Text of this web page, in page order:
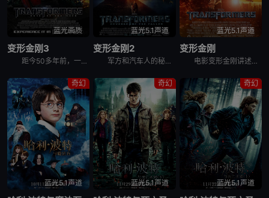
蓝光画质
变形金刚3
距今50多年前，一艘来自赛博坦的飞船坠落月球，由此引发了美苏两国的太空竞赛。人类争相登上月球，只为一探飞船残骸中的秘密。时间回到21世纪初，经过几番征战，汽车人终于挫败霸天虎的入侵，继而与人类合作
蓝光5.1声道
变形金刚2
军方和汽车人的秘密合作计划面临被取消的危险，而重新复活的威震天和红蜘蛛引领霸天虎军队，密谋夺取能量源，企图在地球掀起又一场腥风血雨。 &nbsp; &nbsp; &nbsp; &nbsp; &nb
蓝光5.1声道
变形金刚
电影变形金刚讲述的是：“霸天虎”的先遣部队旋风和毒蝎袭击了美军位于卡塔尔的军事基地，与此同时，路障帮助他的搭档迷乱潜入了美国总统的座机空中一号，通过电脑获悉，要想找到威震天就必须找到维特维奇家族的
奇幻
蓝光5.1声道
奇幻
蓝光5.1声道
奇幻
蓝光5.1声道